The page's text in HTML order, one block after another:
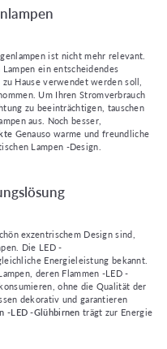
ist nicht mehr relevant.
ein entscheidendes
Hause verwendet werden soll,
Um Ihren Stromverbrauch
zu beeinträchtigen, tauschen
aus. Noch besser,
Genauso warme und freundliche
Lampen -Design.
exzentrischem Design sind,
Die LED -
Energieleistung bekannt.
deren Flammen -LED -
ohne die Qualität der
dekorativ und garantieren
-LED -Glühbirnen trägt zur Energie